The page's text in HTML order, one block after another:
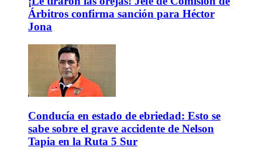
Árbitros confirma sanción para Héctor
Jona
Conducía en estado de ebriedad: Esto se
sabe sobre el grave accidente de Nelson
Tapia en la Ruta 5 Sur